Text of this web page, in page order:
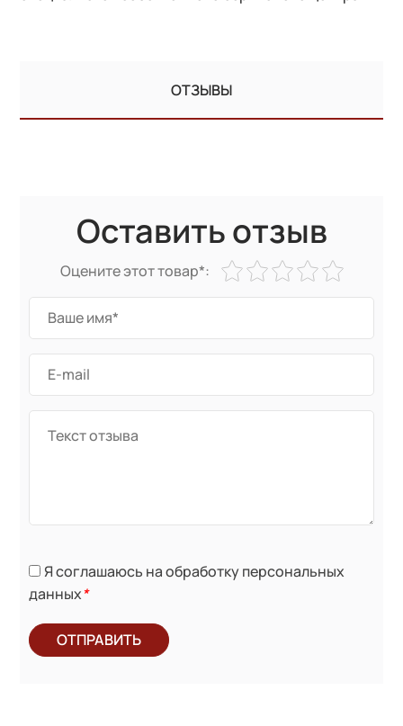
ОТЗЫВЫ
Оставить отзыв
Оцените этот товар*:
Я соглашаюсь на обработку персональных
данных*
ОТПРАВИТЬ